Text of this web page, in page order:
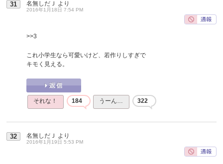
31 名無しだＪ より
2016年1月18日 7:54 PM
>>3
これ小学生なら可愛いけど、若作りしすぎで
キモく見える。
それな！ 184 うーん… 322
32 名無しだＪ より
2016年1月19日 5:53 PM